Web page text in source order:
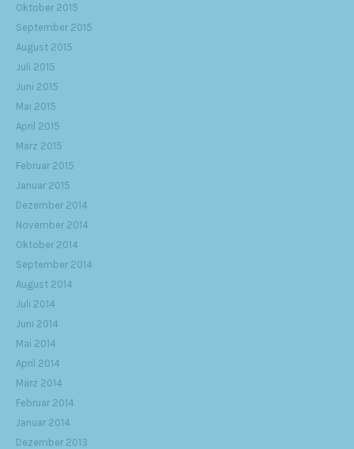
Oktober 2015
September 2015
August 2015
Juli 2015
Juni 2015
Mai 2015
April 2015
März 2015
Februar 2015
Januar 2015
Dezember 2014
November 2014
Oktober 2014
September 2014
August 2014
Juli 2014
Juni 2014
Mai 2014
April 2014
März 2014
Februar 2014
Januar 2014
Dezember 2013